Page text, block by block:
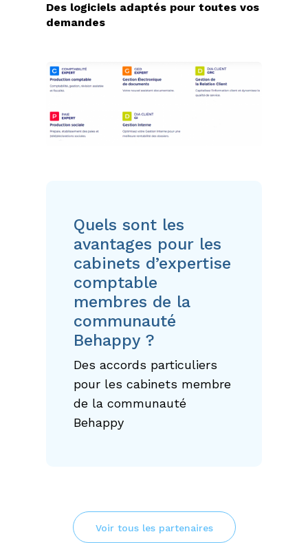
Des logiciels adaptés pour toutes vos
demandes
Quels sont les
avantages pour les
cabinets d’expertise
comptable
membres de la
communauté
Behappy ?
Des accords particuliers
pour les cabinets membre
de la communauté
Behappy
Voir tous les partenaires